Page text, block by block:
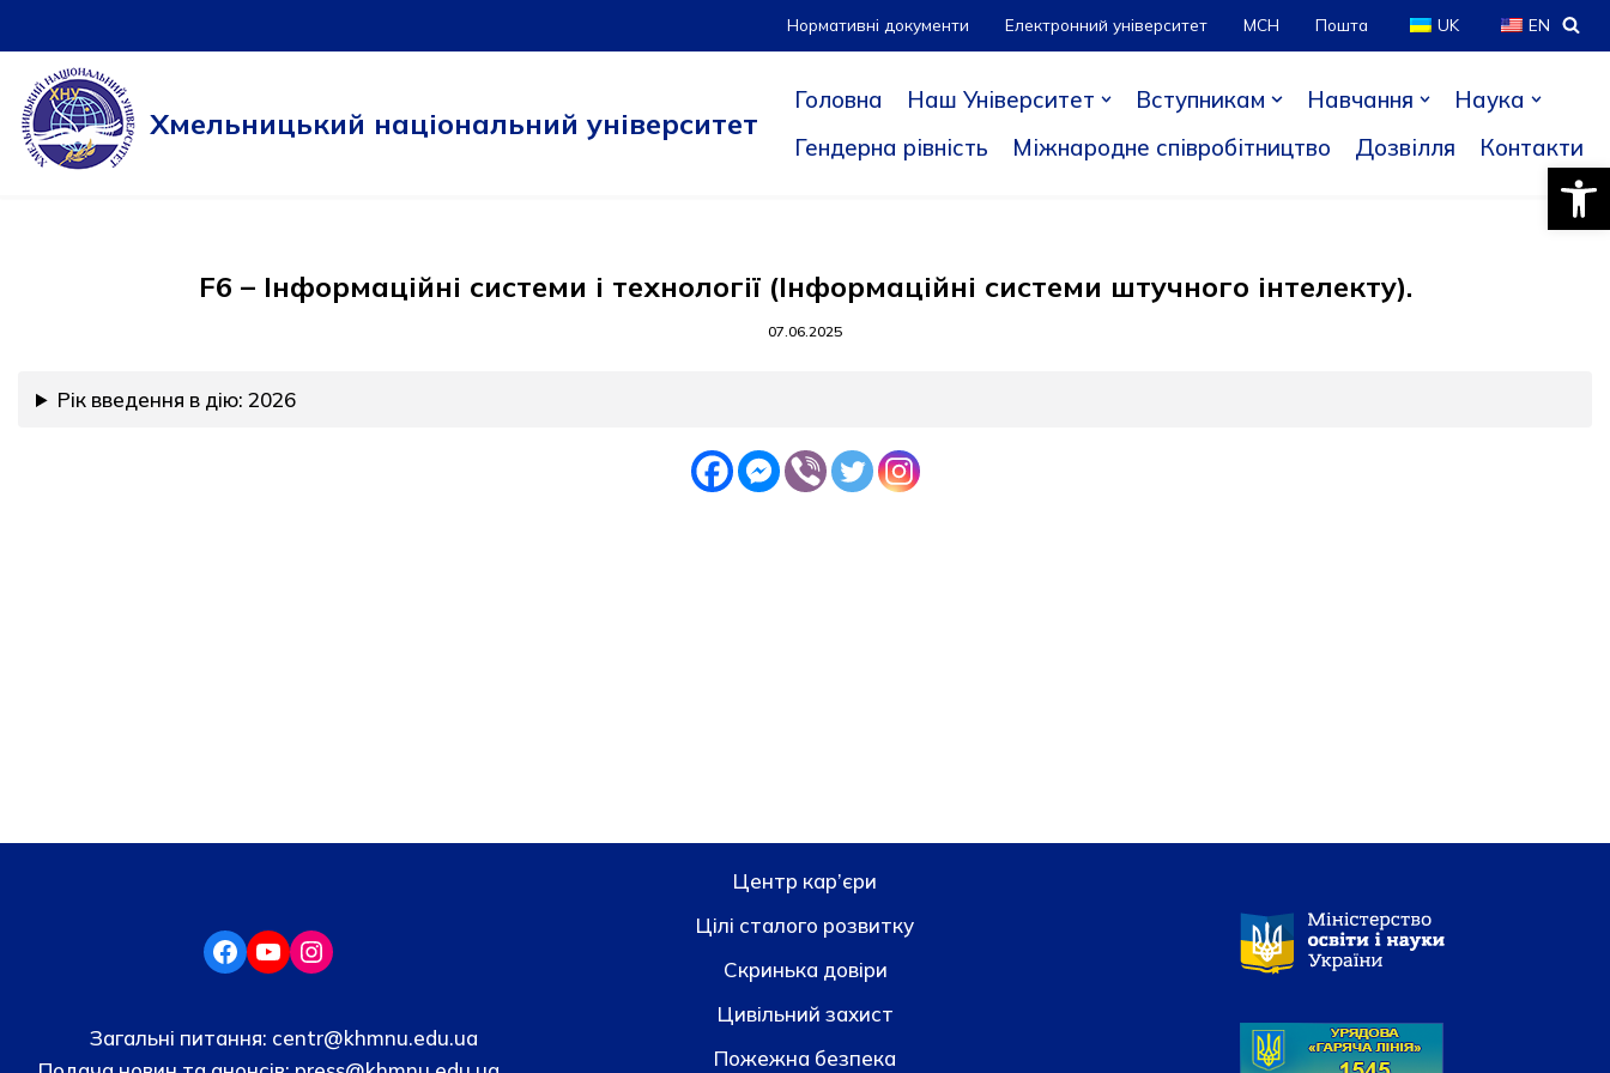
Перейти
до
вмісту
Нормативні документи Електронний університет МСН Пошта UK EN
Хмельницький національний університет
Головна Наш Університет Вступникам Навчання
Наука
Гендерна рівність
Міжнародне співробітництво Дозвілля Контакти
F6 – Інформаційні системи і технології (Інформаційні системи штучного інтелекту).
07.06.2025
Рік введення в дію: 2026
Загальні питання: centr@khmnu.edu.ua
Центр кар’єри
Цілі сталого розвитку
Скринька довiри
Цивільний захист
Пожежна безпека